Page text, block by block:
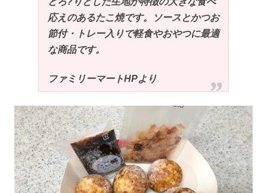
応えのあるたこ焼です。ソースとかつお
節付・トレー入りで軽食やおやつに最適
な商品です。
ファミリーマートHPより